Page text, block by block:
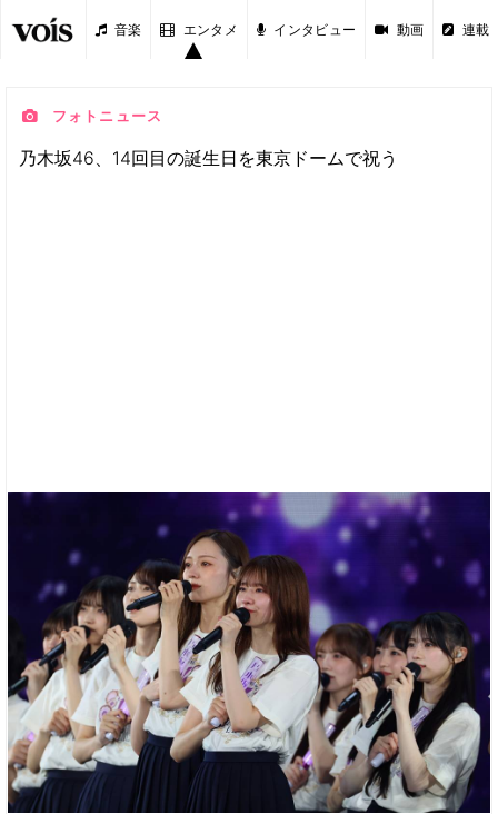
音楽 エンタメ インタビュー 動画 連載
フォトニュース
乃木坂46、14回目の誕生日を東京ドームで祝う